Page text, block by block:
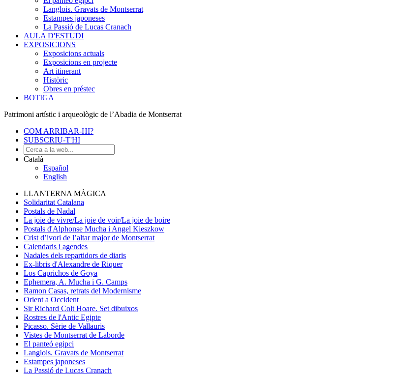
Langlois. Gravats de Montserrat
Estampes japoneses
La Passió de Lucas Cranach
AULA D'ESTUDI
EXPOSICIONS
Exposicions actuals
Exposicions en projecte
Art itinerant
Històric
Obres en préstec
BOTIGA
Patrimoni artístic i arqueològic de l’Abadia de Montserrat
COM ARRIBAR-HI?
SUBSCRIU-T'HI
Català
Español
English
LLANTERNA MÀGICA
Solidaritat Catalana
Postals de Nadal
La joie de vivre/La joie de voir/La joie de boire
Postals d'Alphonse Mucha i Angel Kieszkow
Crist d’ivori de l’altar major de Montserrat
Calendaris i agendes
Nadales dels repartidors de diaris
Ex-libris d'Alexandre de Riquer
Los Caprichos de Goya
Ephemera, A. Mucha i G. Camps
Ramon Casas, retrats del Modernisme
Orient a Occident
Sir Richard Colt Hoare. Set dibuixos
Rostres de l'Antic Egipte
Picasso. Sèrie de Vallauris
Vistes de Montserrat de Laborde
El panteó egipci
Langlois. Gravats de Montserrat
Estampes japoneses
La Passió de Lucas Cranach